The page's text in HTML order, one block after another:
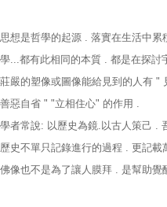
思想是哲學的起源 . 落實在生活中
學...都有此相同的本質 . 都是在探討
莊嚴的塑像或圖像能給見到的人有
善惡自省 " "立相住心" 的作用 .
學者常說: 以歷史為鏡.以古人策己 .
歷史不單只記錄進行的過程 . 更記載
佛像也不是為了讓人膜拜 . 是幫助覺